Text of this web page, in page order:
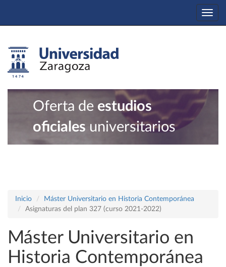
Oferta de estudios
oficiales universitarios
Inicio
Máster Universitario en Historia Contemporánea
Asignaturas del plan 327 (curso 2021-2022)
Máster Universitario en
Historia Contemporánea